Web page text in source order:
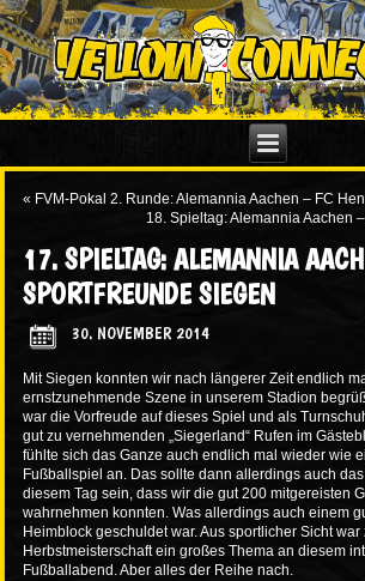
« FVM-Pokal 2. Runde: Alemannia Aachen – FC
18. Spieltag: Alemannia Aachen
17. SPIELTAG: ALEMANNIA
SPORTFREUNDE SIEGEN
30. NOVEMBER 2014
Mit Siegen konnten wir nach längerer Zeit endlich
ernstzunehmende Szene in unserem Stadion
war die Vorfreude auf dieses Spiel und als
gut zu vernehmenden „Siegerland“ Rufen im
fühlte sich das Ganze auch endlich mal wieder wie
Fußballspiel an. Das sollte dann allerdings auch
diesem Tag sein, dass wir die gut 200 mitgereisten
wahrnehmen konnten. Was allerdings auch einem
Heimblock geschuldet war. Aus sportlicher Sicht
Herbstmeisterschaft ein großes Thema an diesem
Fußballabend. Aber alles der Reihe nach.